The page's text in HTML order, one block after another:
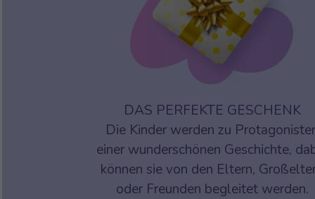
DAS PERFEKTE GESCHENK
Die Kinder werden zu
einer wunderschönen Geschichte,
können sie von den Eltern,
oder Freunden begleitet werden.